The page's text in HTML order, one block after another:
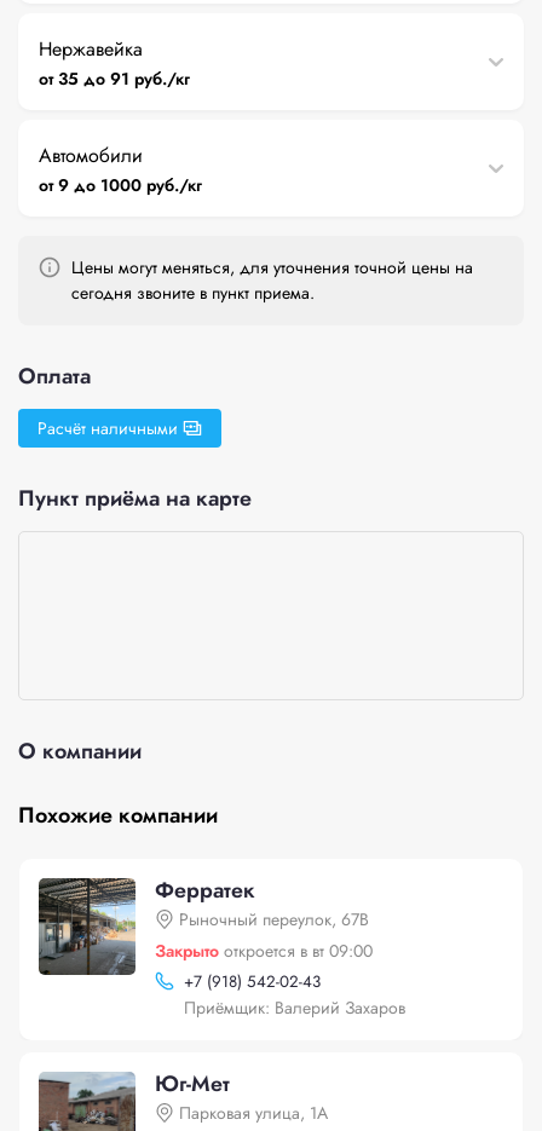
Нержавейка
от 35 до 91 руб./кг
Автомобили
от 9 до 1000 руб./кг
Цены могут меняться, для уточнения точной цены на
сегодня звоните в пункт приема.
Оплата
Расчёт наличными
Пункт приёма на карте
О компании
Похожие компании
Ферратек
Рыночный переулок, 67В
Закрыто откроется в вт 09:00
+7 (918) 542-02-43
Приёмщик: Валерий Захаров
Юг-Мет
Парковая улица, 1А